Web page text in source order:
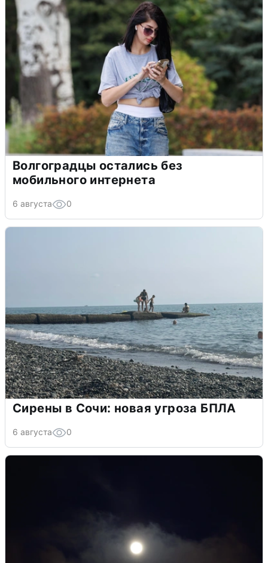
Волгоградцы остались без
мобильного интернета
6 августа 0
Сирены в Сочи: новая угроза БПЛА
6 августа 0